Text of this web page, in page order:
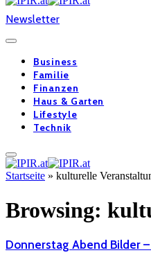
Newsletter
Business
Familie
Finanzen
Haus & Garten
Lifestyle
Technik
Startseite » kulturelle
Browsing:
Donnerstag Abend Bilder